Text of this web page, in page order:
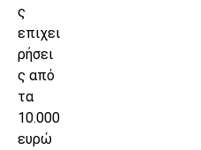
ς
επιχει
ρήσει
ς από
τα
10.000
ευρώ